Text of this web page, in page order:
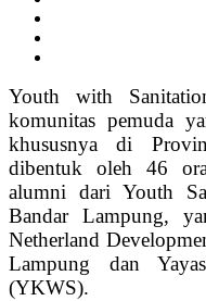
Youth with
komunitas pemuda
khususnya di
dibentuk oleh 46
alumni dari Youth
Bandar Lampung,
Netherland
Lampung dan
(YKWS).